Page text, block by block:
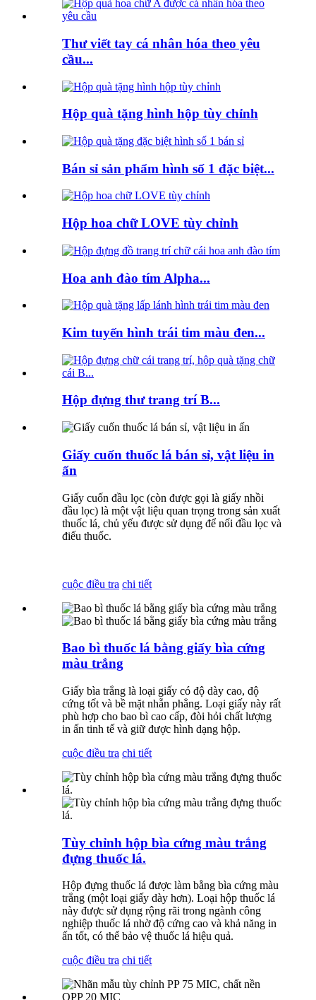
Thư viết tay cá nhân hóa theo yêu
cầu...
Hộp quà tặng hình hộp tùy chỉnh
Bán sỉ sản phẩm hình số 1 đặc biệt...
Hộp hoa chữ LOVE tùy chỉnh
Hoa anh đào tím Alpha...
Kim tuyến hình trái tim màu đen...
Hộp đựng thư trang trí B...
Giấy cuốn thuốc lá bán sỉ, vật liệu in
ấn
Giấy cuốn đầu lọc (còn được gọi là giấy nhồi
đầu lọc) là một vật liệu quan trọng trong sản xuất
thuốc lá, chủ yếu được sử dụng để nối đầu lọc và
điếu thuốc.
cuộc điều tra chi tiết
Bao bì thuốc lá bằng giấy bìa cứng
màu trắng
Giấy bìa trắng là loại giấy có độ dày cao, độ
cứng tốt và bề mặt nhẵn phẳng. Loại giấy này rất
phù hợp cho bao bì cao cấp, đòi hỏi chất lượng
in ấn tinh tế và giữ được hình dạng hộp.
cuộc điều tra chi tiết
Tùy chỉnh hộp bìa cứng màu trắng
đựng thuốc lá.
Hộp đựng thuốc lá được làm bằng bìa cứng màu
trắng (một loại giấy dày hơn). Loại hộp thuốc lá
này được sử dụng rộng rãi trong ngành công
nghiệp thuốc lá nhờ độ cứng cao và khả năng in
ấn tốt, có thể bảo vệ thuốc lá hiệu quả.
cuộc điều tra chi tiết